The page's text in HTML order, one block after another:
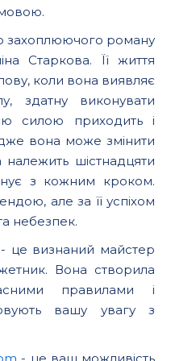
мовою.
захоплюючого роману
Старкова. Її життя
коли вона виявляє
здатну виконувати
силою приходить і
вона може змінити
належить шістнадцяти
з кожним кроком.
але за її успіхом
небезпек.
- це визнаний майстер
Вона створила
правилами і
вашу увагу з